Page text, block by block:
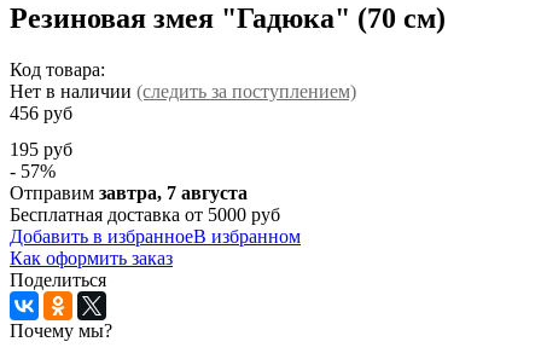
Резиновая змея "Гадюка" (70 см)
Код товара:
Нет в наличии (следить за поступлением)
456 руб
195 руб
- 57%
Отправим завтра, 7 августа
Бесплатная доставка от 5000 руб
Добавить в избранноеВ избранном
Как оформить заказ
Поделиться
Почему мы?